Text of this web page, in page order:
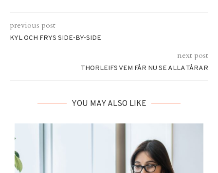
previous post
KYL OCH FRYS SIDE-BY-SIDE
next post
THORLEIFS VEM FÅR NU SE ALLA TÅRAR
YOU MAY ALSO LIKE